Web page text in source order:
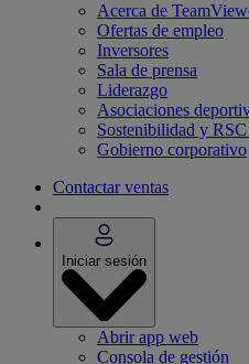
Acerca de
Ofertas de empleo
Inversores
Sala de prensa
Liderazgo
Asociaciones
Sostenibilidad y
Gobierno corporativo
Contactar ventas
Iniciar sesión
Abrir app web
Consola de gestión